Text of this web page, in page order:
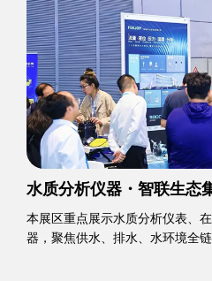
水质分析仪器・智联生态
本展区重点展示水质分析仪表、
器，聚焦供水、排水、水环境全